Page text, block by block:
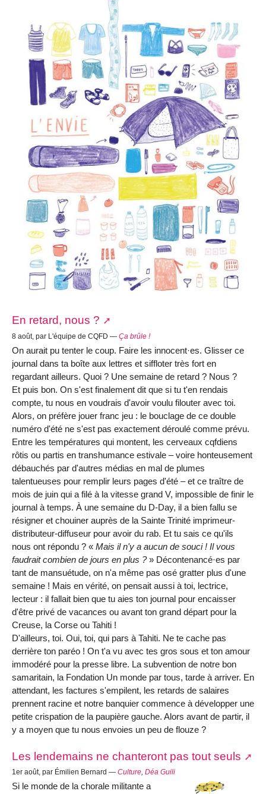
En retard, nous ?
8 août, par L'équipe de CQFD — Ça brûle !
On aurait pu tenter le coup. Faire les innocent·es. Glisser ce
journal dans ta boîte aux lettres et siffloter très fort en
regardant ailleurs. Quoi ? Une semaine de retard ? Nous ?
Et puis bon. On s'est finalement dit que si tu t'en rendais
compte, tu nous en voudrais d'avoir voulu filouter avec toi.
Alors, on préfère jouer franc jeu : le bouclage de ce double
numéro d'été ne s'est pas exactement déroulé comme prévu.
Entre les températures qui montent, les cerveaux cqfdiens
rôtis ou partis en transhumance estivale – voire honteusement
débauchés par d'autres médias en mal de plumes
talentueuses pour remplir leurs pages d'été – et ce traître de
mois de juin qui a filé à la vitesse grand V, impossible de finir le
journal à temps. À une semaine du D-Day, il a bien fallu se
résigner et chouiner auprès de la Sainte Trinité imprimeur-
distributeur-diffuseur pour avoir du rab. Et tu sais ce qu'ils
nous ont répondu ? « Mais il n'y a aucun de souci ! Il vous
faudrait combien de jours en plus ?» Décontenancé·es par
tant de mansuétude, on n'a même pas osé gratter plus d'une
semaine ! Mais en vérité, on pensait aussi à toi, lectrice,
lecteur : il fallait bien que tu aies ton journal pour encaisser
d'être privé de vacances ou avant ton grand départ pour la
Creuse, la Corse ou Tahiti !
D'ailleurs, toi. Oui, toi, qui pars à Tahiti. Ne te cache pas
derrière ton paréo ! On t'a vu avec tes gros sous et ton amour
immodéré pour la presse libre. La subvention de notre bon
samaritain, la Fondation Un monde par tous, tarde à arriver. En
attendant, les factures s'empilent, les retards de salaires
prennent racine et notre banquier commence à développer une
petite crispation de la paupière gauche. Alors avant de partir, il
y a moyen que tu nous envoies un peu de flouze ?
Les lendemains ne chanteront pas tout seuls
1er août, par Émilien Bernard — Culture, Déa Guili
Si le monde de la chorale militante a